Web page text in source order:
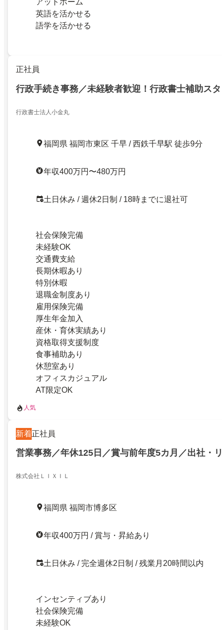
英語を活かせる
語学を活かせる
正社員
行政手続き事務／未経験者歓迎！行政書士補助ス
行政書士法人小金丸
福岡県 福岡市東区 千早 / 西鉄千早駅 徒歩9分
年収400万円〜480万円
土日休み / 週休2日制 / 18時までに退社可
社会保険完備
未経験OK
交通費支給
長期休暇あり
特別休暇
退職金制度あり
雇用保険完備
厚生年金加入
産休・育休実績あり
資格取得支援制度
食事補助あり
休憩室あり
オフィスカジュアル
AT限定OK
人気
新着正社員
営業事務／年休125日／賞与前年度5カ月／出社・
株式会社ＬＩＸＩＬ
福岡県 福岡市博多区
年収400万円 / 賞与・昇給あり
土日休み / 完全週休2日制 / 残業月20時間以内
インセンティブあり
社会保険完備
未経験OK